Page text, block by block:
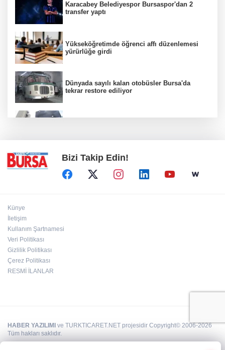
Karacabey Belediyespor Bursaspor'dan 2
transfer yaptı
Yükseköğretimde öğrenci affı düzenlemesi
yürürlüğe girdi
Dünyada sayılı kalan otobüsler Bursa'da
tekrar restore ediliyor
Bizi Takip Edin!
Künye
İletişim
Kullanım Şartnamesi
Veri Politikası
Gizlilik Politikası
Çerez Politikası
RESMİ İLANLAR
HABER YAZILIMI ve TURKTICARET.NET projesidir Copyright© 2006-2026
Tüm hakları saklıdır.